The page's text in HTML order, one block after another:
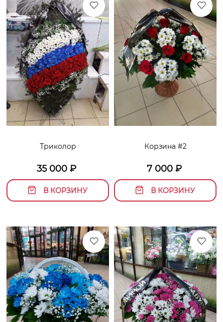
Триколор
35 000 ₽
В КОРЗИНУ
Корзина #2
7 000₽
В КОРЗИНУ